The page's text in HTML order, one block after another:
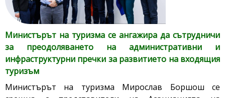
Министърът на туризма се ангажира да сътрудничи
за преодоляването на административни и
инфраструктурни пречки за развитието на входящия
туризъм
Министърът на туризма Мирослав Боршош се